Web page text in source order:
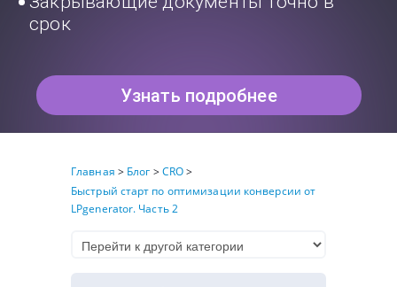
срок
Узнать подробнее
Главная > Блог >CRO>
Быстрый старт по оптимизации конверсии от
LPgenerator. Часть 2